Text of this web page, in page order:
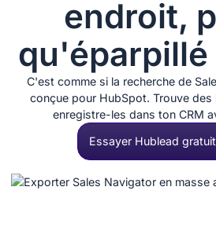
endroit,
C'est comme si la recherche de
conçue pour HubSpot. Trouve
enregistre-les dans ton CRM
Essayer Hublead